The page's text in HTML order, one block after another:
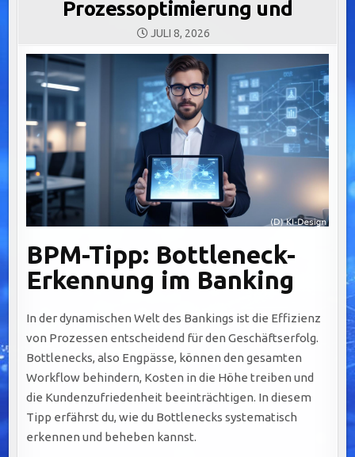
Prozessoptimierung und
JULI 8, 2026
BPM-Tipp: Bottleneck-
Erkennung im Banking
In der dynamischen Welt des Bankings ist die Effizienz
von Prozessen entscheidend für den Geschäftserfolg.
Bottlenecks, also Engpässe, können den gesamten
Workflow behindern, Kosten in die Höhe treiben und
die Kundenzufriedenheit beeinträchtigen. In diesem
Tipp erfährst du, wie du Bottlenecks systematisch
erkennen und beheben kannst.